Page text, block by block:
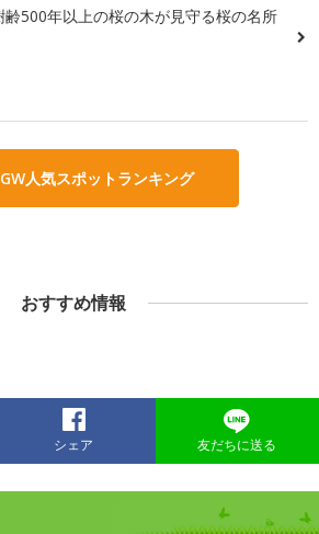
齢500年以上の桜の木が見守る桜の名所
人気スポットランキング
おすすめ情報
シェア 友だちに送る